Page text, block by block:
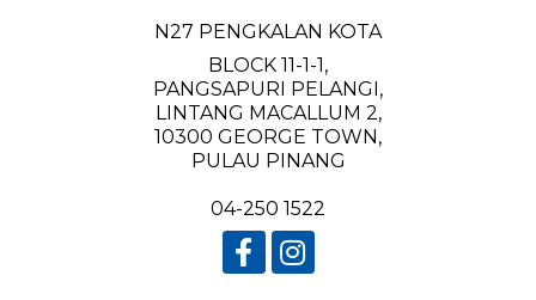
N27 PENGKALAN KOTA
BLOCK 11-1-1,
PANGSAPURI PELANGI,
LINTANG MACALLUM 2,
10300 GEORGE TOWN,
PULAU PINANG
04-250 1522